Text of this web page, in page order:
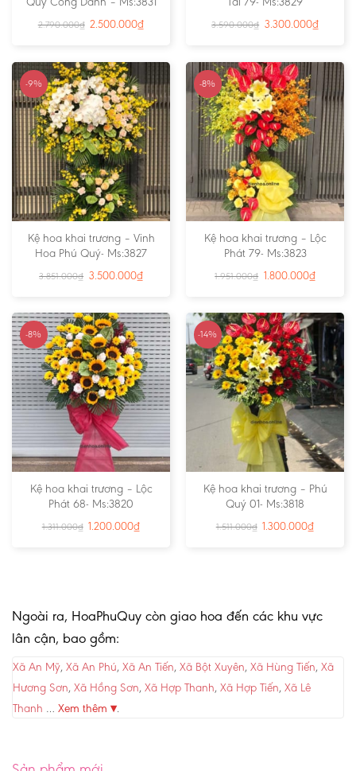
2.790.000₫ 2.500.000₫ 3.590.000₫ 3.300.000₫
-9%
Kệ hoa khai trương – Vinh
Hoa Phú Quý- Ms:3827
3.851.000₫ 3.500.000₫
-8%
Kệ hoa khai trương – Lộc
Phát 79- Ms:3823
1.951.000₫ 1.800.000₫
-8%
Kệ hoa khai trương – Lộc
Phát 68- Ms:3820
1.311.000₫ 1.200.000₫
-14%
Kệ hoa khai trương – Phú
Quý 01- Ms:3818
1.511.000₫ 1.300.000₫
Ngoài ra, HoaPhuQuy còn giao hoa đến các khu vực
lân cận, bao gồm:
Xã An Mỹ, Xã An Phú, Xã An Tiến, Xã Bột Xuyên, Xã Hùng Tiến, Xã
Hương Sơn, Xã Hồng Sơn, Xã Hợp Thanh, Xã Hợp Tiến, Xã Lê
Thanh … Xem thêm ▾.